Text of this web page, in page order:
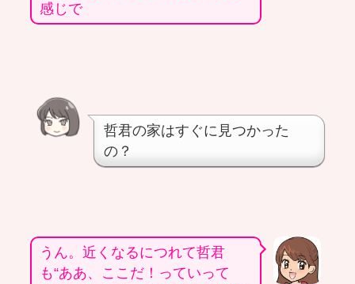
感じで
哲君の家はすぐに見つかった
の？
うん。近くなるにつれて哲君
も“ああ、ここだ！っていって